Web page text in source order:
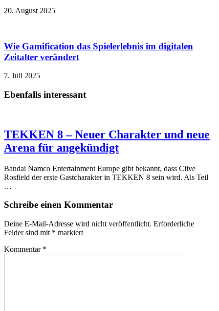
20. August 2025
Wie Gamification das Spielerlebnis im digitalen
Zeitalter verändert
7. Juli 2025
Ebenfalls interessant
TEKKEN 8 – Neuer Charakter und neue
Arena für angekündigt
Bandai Namco Entertainment Europe gibt bekannt, dass Clive
Rosfield der erste Gastcharakter in TEKKEN 8 sein wird. Als Teil
…
Schreibe einen Kommentar
Deine E-Mail-Adresse wird nicht veröffentlicht. Erforderliche
Felder sind mit * markiert
Kommentar *